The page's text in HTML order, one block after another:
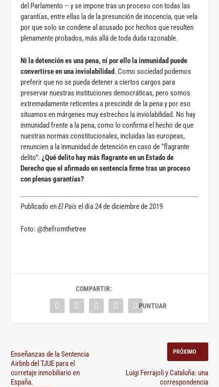
del Parlamento – y se impone tras un proceso con todas las
garantías, entre ellas la de la presunción de inocencia, que vela
por que solo se condene al acusado por hechos que resulten
plenamente probados, más allá de toda duda razonable.
Ni la detención es una pena, ni por ello la inmunidad puede
convertirse en una inviolabilidad. Como sociedad podemos
preferir que no se pueda detener a ciertos cargos para
preservar nuestras instituciones democráticas, pero somos
extremadamente reticentes a prescindir de la pena y por eso
situamos en márgenes muy estrechos la inviolabilidad. No hay
inmunidad frente a la pena, como lo confirma el hecho de que
nuestras normas constitucionales, incluidas las europeas,
renuncien a la inmunidad de detención en caso de “flagrante
delito”.¿Qué delito hay más flagrante en un Estado de
Derecho que el afirmado en sentencia firme tras un proceso
con plenas garantías?
Publicado enEl País el día 24 de diciembre de 2019
Foto: @thefromthetree
COMPARTIR:
Enseñanzas de la Sentencia
Airbnb del TJUE para el
corretaje inmobiliario en
España.
PRÓXIMO
Luigi Ferrajoli y Cataluña: una
correspondencia